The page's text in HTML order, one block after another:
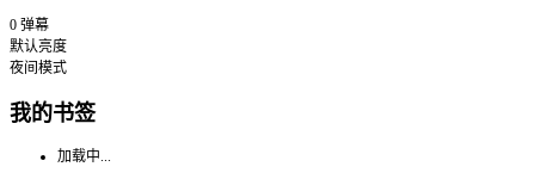
0 弹幕
默认亮度
夜间模式
我的书签
加载中...